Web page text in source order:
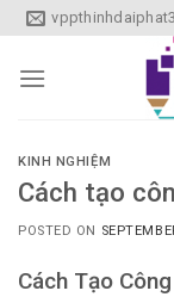
Skip
to
content
KINH NGHIỆM
Cách tạo
POSTED ON
Cách Tạo